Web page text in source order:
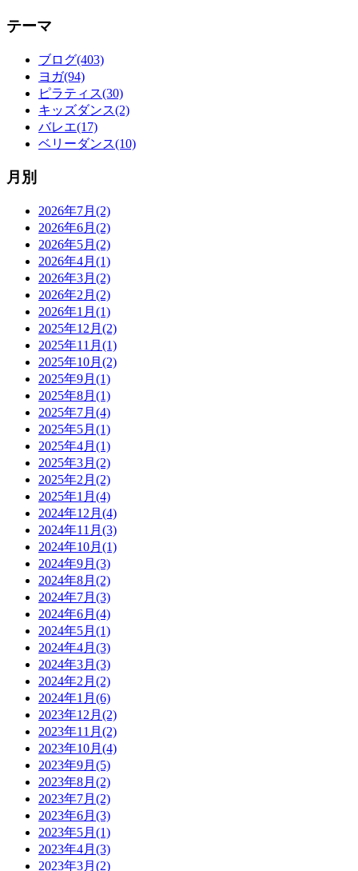
テーマ
ブログ(403)
ヨガ(94)
ピラティス(30)
キッズダンス(2)
バレエ(17)
ベリーダンス(10)
月別
2026年7月(2)
2026年6月(2)
2026年5月(2)
2026年4月(1)
2026年3月(2)
2026年2月(2)
2026年1月(1)
2025年12月(2)
2025年11月(1)
2025年10月(2)
2025年9月(1)
2025年8月(1)
2025年7月(4)
2025年5月(1)
2025年4月(1)
2025年3月(2)
2025年2月(2)
2025年1月(4)
2024年12月(4)
2024年11月(3)
2024年10月(1)
2024年9月(3)
2024年8月(2)
2024年7月(3)
2024年6月(4)
2024年5月(1)
2024年4月(3)
2024年3月(3)
2024年2月(2)
2024年1月(6)
2023年12月(2)
2023年11月(2)
2023年10月(4)
2023年9月(5)
2023年8月(2)
2023年7月(2)
2023年6月(3)
2023年5月(1)
2023年4月(3)
2023年3月(2)